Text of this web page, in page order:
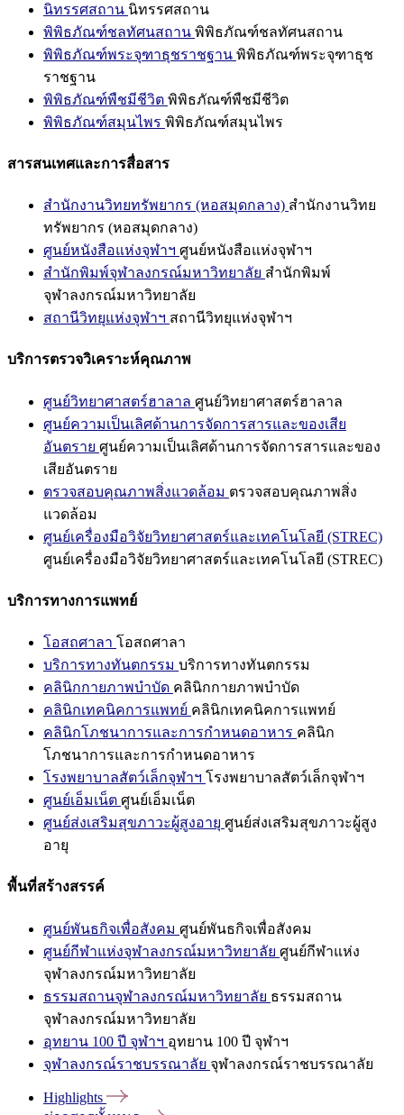
นิทรรศสถาน นิทรรศสถาน
พิพิธภัณฑ์ชลทัศนสถาน พิพิธภัณฑ์ชลทัศนสถาน
พิพิธภัณฑ์พระจุฑาธุชราชฐาน พิพิธภัณฑ์พระจุฑาธุช
ราชฐาน
พิพิธภัณฑ์พืชมีชีวิต พิพิธภัณฑ์พืชมีชีวิต
พิพิธภัณฑ์สมุนไพร พิพิธภัณฑ์สมุนไพร
สารสนเทศและการสื่อสาร
สำนักงานวิทยทรัพยากร (หอสมุดกลาง) สำนักงานวิทย
ทรัพยากร (หอสมุดกลาง)
ศูนย์หนังสือแห่งจุฬาฯ ศูนย์หนังสือแห่งจุฬาฯ
สำนักพิมพ์จุฬาลงกรณ์มหาวิทยาลัย สำนักพิมพ์
จุฬาลงกรณ์มหาวิทยาลัย
สถานีวิทยุแห่งจุฬาฯ สถานีวิทยุแห่งจุฬาฯ
บริการตรวจวิเคราะห์คุณภาพ
ศูนย์วิทยาศาสตร์ฮาลาล ศูนย์วิทยาศาสตร์ฮาลาล
ศูนย์ความเป็นเลิศด้านการจัดการสารและของเสีย
อันตราย ศูนย์ความเป็นเลิศด้านการจัดการสารและของ
เสียอันตราย
ตรวจสอบคุณภาพสิ่งแวดล้อม ตรวจสอบคุณภาพสิ่ง
แวดล้อม
ศูนย์เครื่องมือวิจัยวิทยาศาสตร์และเทคโนโลยี (STREC)
ศูนย์เครื่องมือวิจัยวิทยาศาสตร์และเทคโนโลยี (STREC)
บริการทางการแพทย์
โอสถศาลา โอสถศาลา
บริการทางทันตกรรม บริการทางทันตกรรม
คลินิกกายภาพบำบัด คลินิกกายภาพบำบัด
คลินิกเทคนิคการแพทย์ คลินิกเทคนิคการแพทย์
คลินิกโภชนาการและการกำหนดอาหาร คลินิก
โภชนาการและการกำหนดอาหาร
โรงพยาบาลสัตว์เล็กจุฬาฯ โรงพยาบาลสัตว์เล็กจุฬาฯ
ศูนย์เอ็มเน็ต ศูนย์เอ็มเน็ต
ศูนย์ส่งเสริมสุขภาวะผู้สูงอายุ ศูนย์ส่งเสริมสุขภาวะผู้สูง
อายุ
พื้นที่สร้างสรรค์
ศูนย์พันธกิจเพื่อสังคม ศูนย์พันธกิจเพื่อสังคม
ศูนย์กีฬาแห่งจุฬาลงกรณ์มหาวิทยาลัย ศูนย์กีฬาแห่ง
จุฬาลงกรณ์มหาวิทยาลัย
ธรรมสถานจุฬาลงกรณ์มหาวิทยาลัย ธรรมสถาน
จุฬาลงกรณ์มหาวิทยาลัย
อุทยาน 100 ปี จุฬาฯ อุทยาน 100 ปี จุฬาฯ
จุฬาลงกรณ์ราชบรรณาลัย จุฬาลงกรณ์ราชบรรณาลัย
Highlights